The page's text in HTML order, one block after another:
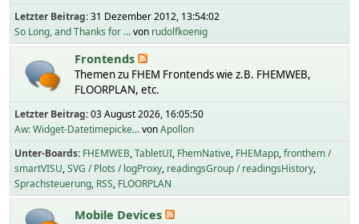
Letzter Beitrag:31 Dezember 2012, 13:54:02
So Long, and Thanks for ...von rudolfkoenig
Frontends
Themen zu FHEM Frontends wie z.B. FHEMWEB,
FLOORPLAN, etc.
Letzter Beitrag:03 August 2026, 16:05:50
Aw: Widget-Datetimepicke...vonApollon
Unter-Boards FHEMWEB TabletUI FhemNative FHEMapp fronthem /
smartVISU SVG / Plots / logProxy readingsGroup / readingsHistory
Sprachsteuerung RSS FLOORPLAN
Mobile Devices